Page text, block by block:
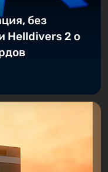
без
Helldivers 2 о